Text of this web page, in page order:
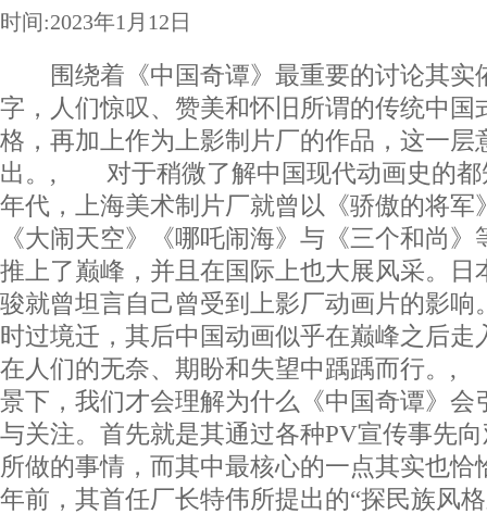
时间:2023年1月12日
围绕着《中国奇谭》最重要的讨论其实
字，人们惊叹、赞美和怀旧所谓的传统中国
格，再加上作为上影制片厂的作品，这一层
出。, 对于稍微了解中国现代动画史的都
年代，上海美术制片厂就曾以《骄傲的将军
《大闹天空》《哪吒闹海》与《三个和尚
推上了巅峰，并且在国际上也大展风采。日
骏就曾坦言自己曾受到上影厂动画片的影响
时过境迁，其后中国动画似乎在巅峰之后走
在人们的无奈、期盼和失望中踽踽而行
景下，我们才会理解为什么《中国奇谭》会
与关注。首先就是其通过各种PV宣传事先
所做的事情，而其中最核心的一点其实也恰
年前，其首任厂长特伟所提出的“探民族风